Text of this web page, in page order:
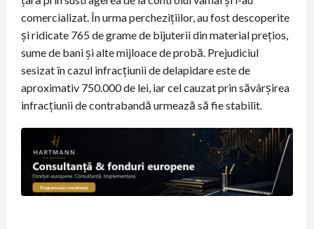
comercializat. În urma perchezițiilor, au fost descoperite
și ridicate 765 de grame de bijuterii din material prețios,
sume de bani și alte mijloace de probă. Prejudiciul
sesizat în cazul infracțiunii de delapidare este de
aproximativ 750.000 de lei, iar cel cauzat prin săvârșirea
infracțiunii de contrabandă urmează să fie stabilit.